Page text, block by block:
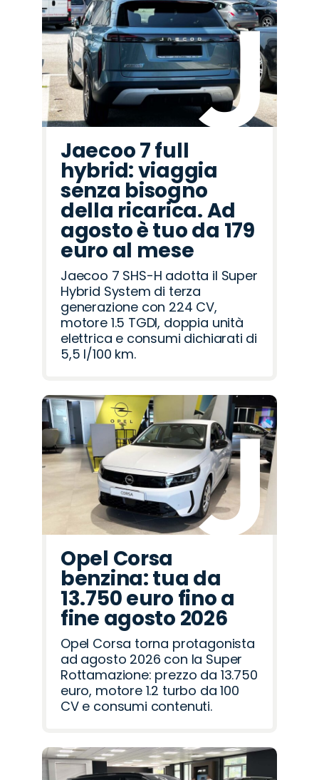
Jaecoo 7 full
hybrid: viaggia
senza bisogno
della ricarica. Ad
agosto è tuo da 179
euro al mese
Jaecoo 7 SHS-H adotta il Super
Hybrid System di terza
generazione con 224 CV,
motore 1.5 TGDI, doppia unità
elettrica e consumi dichiarati di
5,5 l/100 km.
Opel Corsa
benzina: tua da
13.750 euro fino a
fine agosto 2026
Opel Corsa torna protagonista
ad agosto 2026 con la Super
Rottamazione: prezzo da 13.750
euro, motore 1.2 turbo da 100
CV e consumi contenuti.